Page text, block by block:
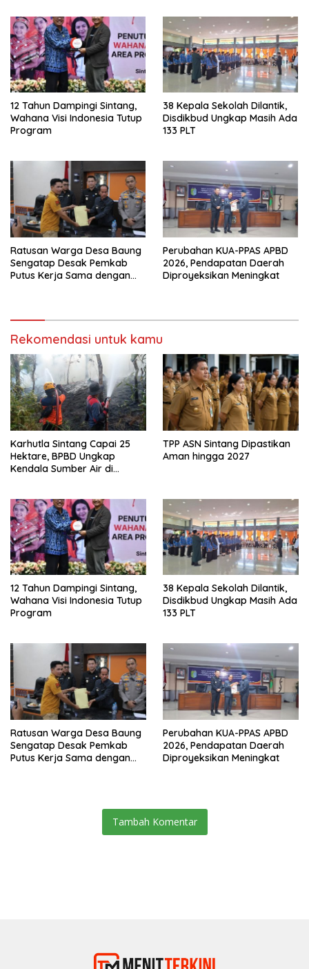
12 Tahun Dampingi Sintang,
Wahana Visi Indonesia Tutup
Program
38 Kepala Sekolah Dilantik,
Disdikbud Ungkap Masih Ada
133 PLT
Ratusan Warga Desa Baung
Sengatap Desak Pemkab
Putus Kerja Sama dengan
Perubahan KUA-PPAS APBD
2026, Pendapatan Daerah
Diproyeksikan Meningkat
Rekomendasi untuk kamu
Karhutla Sintang Capai 25
Hektare, BPBD Ungkap
Kendala Sumber Air di
TPP ASN Sintang Dipastikan
Aman hingga 2027
12 Tahun Dampingi Sintang,
Wahana Visi Indonesia Tutup
Program
38 Kepala Sekolah Dilantik,
Disdikbud Ungkap Masih Ada
133 PLT
Ratusan Warga Desa Baung
Sengatap Desak Pemkab
Putus Kerja Sama dengan
Perubahan KUA-PPAS APBD
2026, Pendapatan Daerah
Diproyeksikan Meningkat
Tambah Komentar